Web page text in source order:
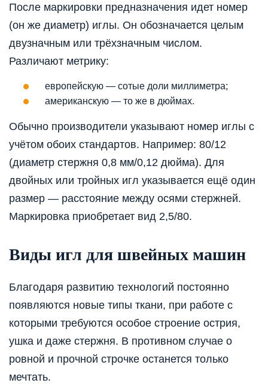
После маркировки предназначения идет номер
(он же диаметр) иглы. Он обозначается целым
двузначным или трёхзначным числом.
Различают метрику:
европейскую — сотые доли миллиметра;
американскую — то же в дюймах.
Обычно производители указывают номер иглы с
учётом обоих стандартов. Например: 80/12
(диаметр стержня 0,8 мм/0,12 дюйма). Для
двойных или тройных игл указывается ещё один
размер — расстояние между осями стержней.
Маркировка приобретает вид 2,5/80.
Виды игл для швейных машин
Благодаря развитию технологий постоянно
появляются новые типы ткани, при работе с
которыми требуются особое строение острия,
ушка и даже стержня. В противном случае о
ровной и прочной строчке останется только
мечтать.